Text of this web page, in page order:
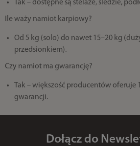
Tak – dostępne są stelaże, śledzie,
Ile waży namiot karpiowy?
Od 5 kg (solo) do nawet 15–20 kg
przedsionkiem).
Czy namiot ma gwarancję?
Tak – większość producentów oferuje
gwarancji.
Dołącz do